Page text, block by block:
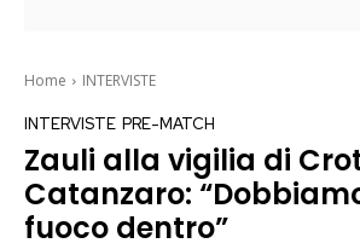
Home INTERVISTE
INTERVISTE PRE-MATCH
Zauli alla vigilia di
Catanzaro:
fuoco dentro”